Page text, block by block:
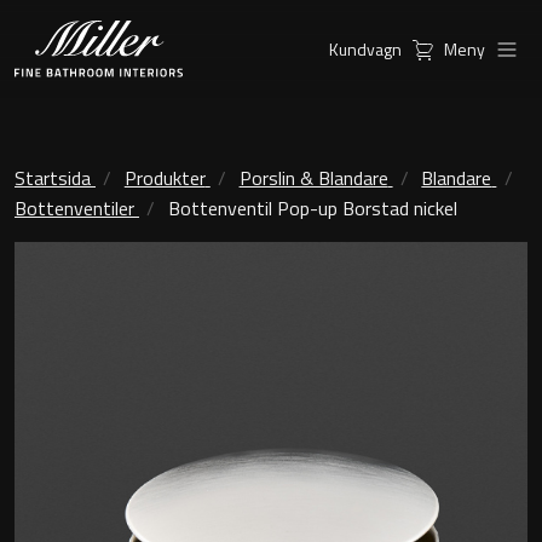
Kommoder
Sky Spegelskåp
Serier
Ambient Speglar
City
Kundservice
Kundvagn Meny
Startsida Produkter Porslin & Blandare
Blandare
Bottenventiler
Bottenventil Pop-up Borstad nickel